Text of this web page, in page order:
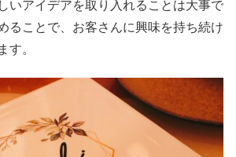
いアイデアを取り入れることは大事で
ることで、お客さんに興味を持ち続け
す。